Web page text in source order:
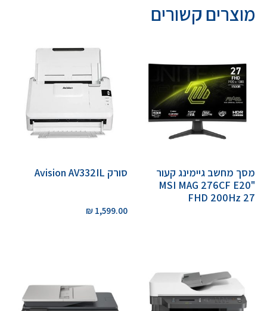
מוצרים קשורים
מסך מחשב גיימינג קעור
"MSI MAG 276CF E20
FHD 200Hz 27
סורק Avision AV332IL
1,599.00
₪